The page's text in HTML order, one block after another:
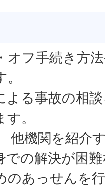
オフ手続き方
よる事故の相
。
他機関を紹介
での解決が困
のあっせんを